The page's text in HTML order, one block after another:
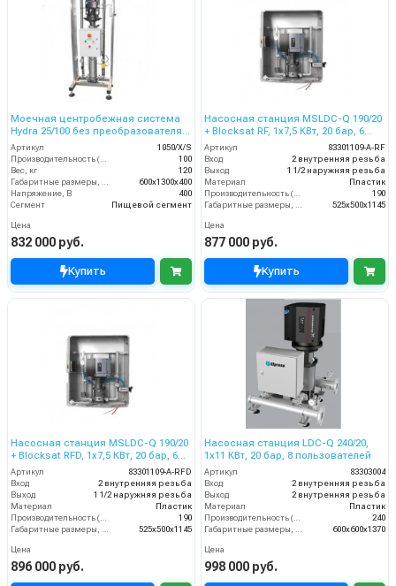
Моечная центробежная система
Hydra 25/100 без преобразователя,
на 3 оператора, 100 л/мин, 25 бар
Артикул
1050/X/S
100
Вес, кг
120
600x1300x400
Напряжение, В
400
Сегмент
Пищевой сегмент
Цена
832 000 руб.
Купить
Насосная станция MSLDC-Q 190/20
+ Blocksat RF, 1x7,5 КВт, 20 бар, 6
пользователей
Артикул
83301109-A-RF
Вход
2 внутренняя резьба
Выход
1 1/2 наружняя резьба
Материал
Пластик
190
525x500x1145
Цена
877 000 руб.
Купить
Насосная станция MSLDC-Q 190/20
+ Blocksat RFD, 1x7,5 КВт, 20 бар, 6
пользователей
Артикул
83301109-A-RFD
Вход
2 внутренняя резьба
Выход
1 1/2 наружняя резьба
Материал
Пластик
Производительность (л/мин)
190
Габаритные размеры, мм
525x500x1145
Цена
896 000 руб.
Насосная станция LDC-Q 240/20,
1x11 КВт, 20 бар, 8 пользователей
Артикул
83303004
Вход
2 внутренняя резьба
Выход
2 внутренняя резьба
Материал
Пластик
Производительность (л/мин)
240
Габаритные размеры, мм
600x600x1370
Цена
998 000 руб.